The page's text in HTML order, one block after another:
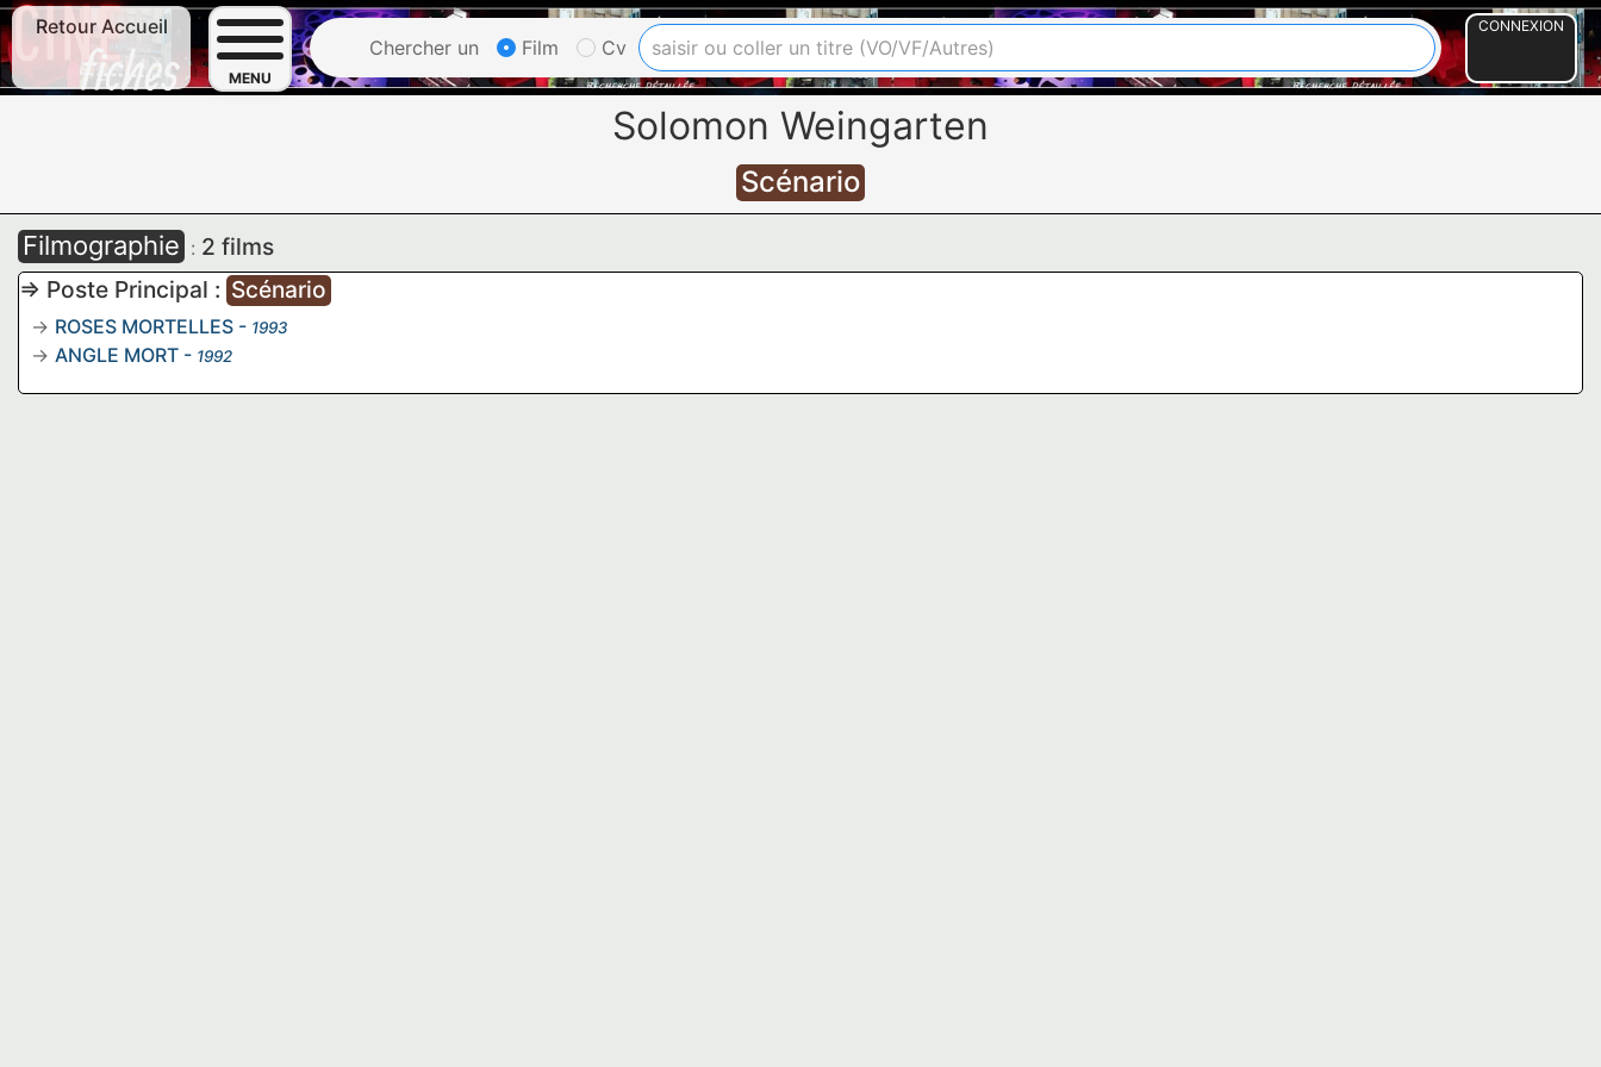
Retour Accueil
MENU
Chercher un Film Cv
CONNEXION
Solomon Weingarten
Scénario
Filmographie : 2 films
=> Poste Principal : Scénario
ROSES MORTELLES - 1993
ANGLE MORT - 1992